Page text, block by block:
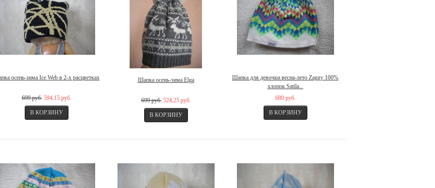
осень-зима Ice Web в 2-х расцветках
699 руб. 594,15 руб.
Шапка осень-зима Elga
699 руб. 524,25 руб.
Шапка для девочки весна-лето Zaggy 100%
хлопок Satila...
680 руб.